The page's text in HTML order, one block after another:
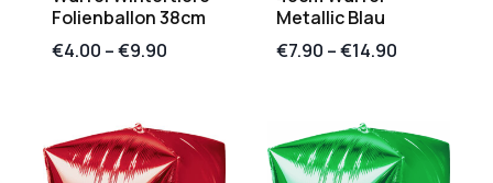
Folienballon 38cm
€4.00 –€9.90
Metallic Blau
€7.90 –€14.90